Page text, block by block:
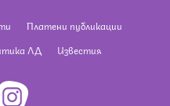
Платени публикации
ЛД Известия